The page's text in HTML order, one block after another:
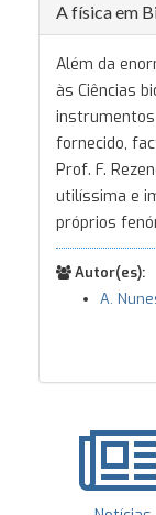
A física em
Além da
às Ciências
fornecido,
Prof. F.
utilíssima e
próprios
Autor(es):
A.